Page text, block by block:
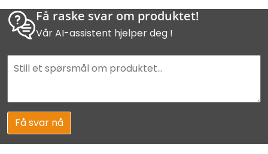
Få raske svar om produktet!
Vår AI-assistent hjelper deg !
Få svar nå